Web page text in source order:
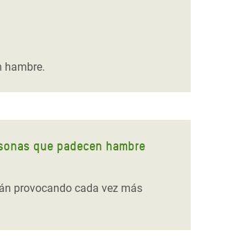
hambre.
que padecen hambre
provocando cada vez más